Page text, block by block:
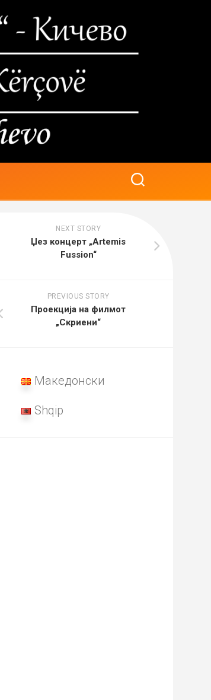
NEXT STORY
Џез концерт „Artemis
Fussion“
PREVIOUS STORY
Проекција на филмот
„Скриени“
Македонски
Shqip